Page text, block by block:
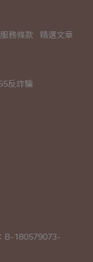
服務條款 精選文章
反詐騙
B-180579073-